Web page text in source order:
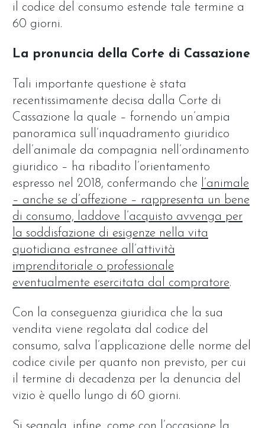
il codice del consumo estende tale termine a
60 giorni.
La pronuncia della Corte di Cassazione
Tali importante questione è stata
recentissimamente decisa dalla Corte di
Cassazione la quale – fornendo un’ampia
panoramica sull’inquadramento giuridico
dell’animale da compagnia nell’ordinamento
giuridico – ha ribadito l’orientamento
espresso nel 2018, confermando che
l’animale
– anche se d’affezione – rappresenta un bene
di consumo, laddove l’acquisto avvenga per
la soddisfazione di esigenze nella vita
quotidiana estranee all’attività
imprenditoriale o professionale
eventualmente esercitata dal compratore.
Con la conseguenza giuridica che la sua
vendita viene regolata dal codice del
consumo, salva l’applicazione delle norme del
codice civile per quanto non previsto, per cui
il termine di decadenza per la denuncia del
vizio è quello lungo di 60 giorni.